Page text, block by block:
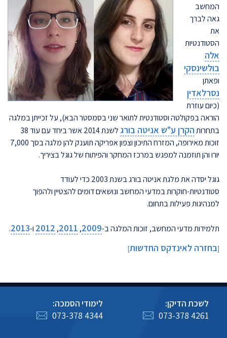
המחשב
גאה לברך
את
הסטודנטיות
אלה
בולשינסקי
ופאתן
נסרלאדין
(כיום עוזרת
הוראה בפקולטה וסטודנטית לתואר שני בסמסטר הבא), על זכייתן במלגה
בתחרותהקרן ע"ש אניטה בורגלשנת 2014 אשר
ביחד עם עוד 38
זוכות מאירופה, המזרח התיכון וצפון אפריקה תוענק להן מלגה בסך 7,000
יורו והן תוזמנה למפגש במרכז המחקר והפיתוח של גוגל בציריך.
גוגל יסדה את מלגת אניטה בורג בשנת 2003 כדי לעודד
סטודנטיות-חוקרות במדעי המחשב ונושאים דומים להצטיין ולהפוך
למנהיגות פעילות בתחום.
תלמידות מדעי המחשב, זוכות המלגה ב-2009
,
2011
,
2012 ו-2013
.
[בחזרה לאינדקס החדשות]
לשכת הדיקן:
073-378 4261
לימודי הסמכה:
073-378 4344